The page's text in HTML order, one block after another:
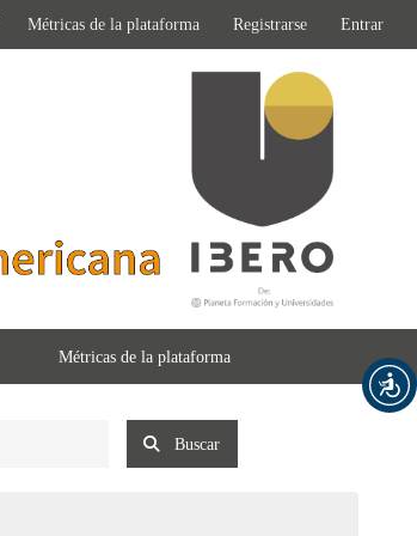
Métricas de la plataforma Registrarse Entrar
Métricas de la plataforma
Buscar